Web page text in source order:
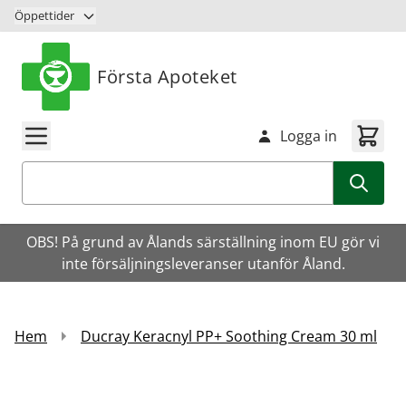
Hoppa till innehåll
Öppettider
Första Apoteket
Logga in
OBS! På grund av Ålands särställning inom EU gör vi
inte försäljningsleveranser utanför Åland.
Hem Ducray Keracnyl PP+ Soothing Cream 30 ml